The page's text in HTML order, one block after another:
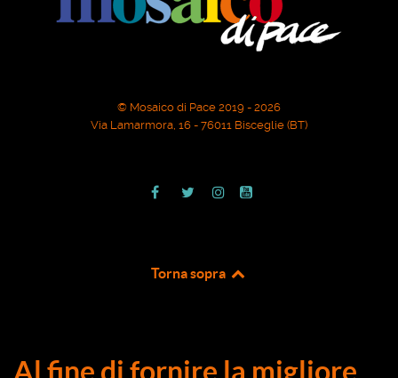
© Mosaico di Pace 2019 - 2026
Via Lamarmora, 16 - 76011 Bisceglie (BT)
Torna sopra
Al fine di fornire la migliore